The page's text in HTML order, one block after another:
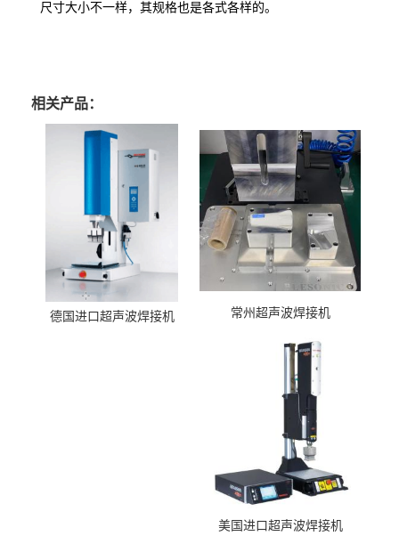
尺寸大小不一样，其规格也是各式各样的。
相关产品：
德国进口超声波焊接机 常州超声波焊接机
美国进口超声波焊接机